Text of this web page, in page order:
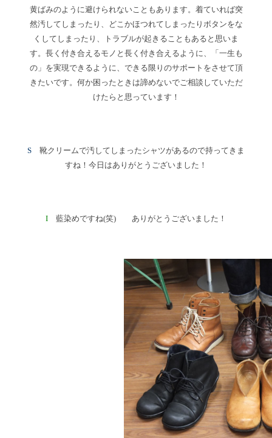
黄ばみのように避けられないこともあります。着ていれば突
然汚してしまったり、どこかほつれてしまったりボタンをな
くしてしまったり、トラブルが起きることもあると思いま
す。長く付き合えるモノと長く付き合えるように、「一生も
の」を実現できるように、できる限りのサポートをさせて頂
きたいです。何か困ったときは諦めないでご相談していただ
けたらと思っています！
S 靴クリームで汚してしまったシャツがあるので持ってきま
すね！今日はありがとうございました！
I 藍染めですね(笑) ありがとうございました！